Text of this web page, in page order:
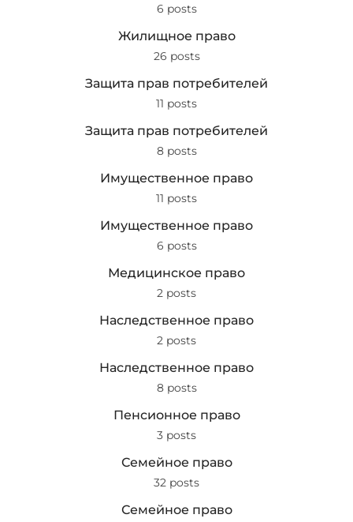
6 posts
Жилищное право
26 posts
Защита прав потребителей
11 posts
Защита прав потребителей
8 posts
Имущественное право
11 posts
Имущественное право
6 posts
Медицинское право
2 posts
Наследственное право
2 posts
Наследственное право
8 posts
Пенсионное право
3 posts
Семейное право
32 posts
Семейное право